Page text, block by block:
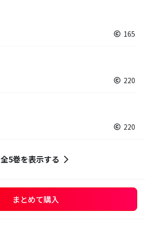
165
220
220
全5巻を表示する
まとめて購入